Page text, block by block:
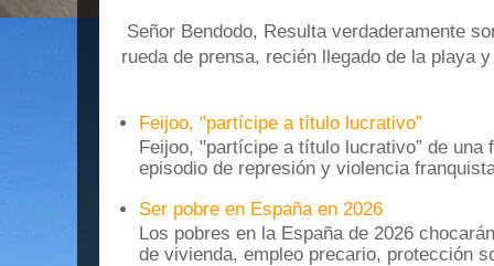
Señor Bendodo, Resulta verdaderamente
rueda de prensa, recién llegado de la playa
Feijoo, "partícipe a título lucrativo”
Feijoo, "partícipe a título lucrativo” de una
episodio de represión y violencia
Ser pobre en España en 2026
Los pobres en la España de 2026
de vivienda, empleo precario, protección